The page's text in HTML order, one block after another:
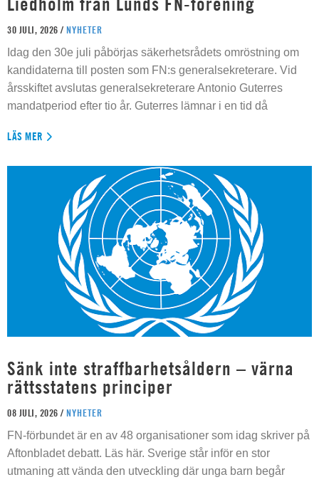
30 JULI, 2026 / NYHETER
Idag den 30e juli påbörjas säkerhetsrådets omröstning om
kandidaterna till posten som FN:s generalsekreterare. Vid
årsskiftet avslutas generalsekreterare Antonio Guterres
mandatperiod efter tio år. Guterres lämnar i en tid då
LÄS MER
Sänk inte straffbarhetsåldern – värna
rättsstatens principer
08 JULI, 2026 / NYHETER
FN-förbundet är en av 48 organisationer som idag skriver på
Aftonbladet debatt. Läs här. Sverige står inför en stor
utmaning att vända den utveckling där unga barn begår